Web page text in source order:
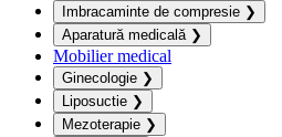
Imbracaminte de compresie ❯
Aparatură medicală ❯
Mobilier medical
Ginecologie ❯
Liposuctie ❯
Mezoterapie ❯